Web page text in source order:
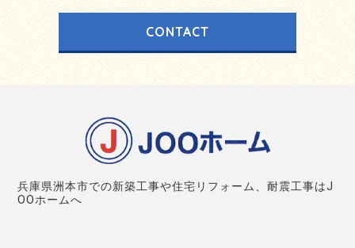
CONTACT
兵庫県洲本市での新築工事や住宅リフォーム、耐震工事はJ
OOホームへ